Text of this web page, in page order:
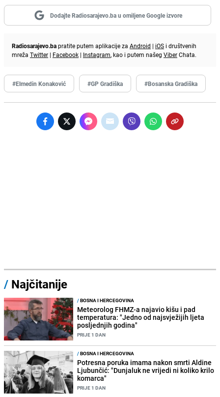
Dodajte Radiosarajevo.ba u omiljene Google izvore
Radiosarajevo.bapratite putem aplikacije za Android | iOS i društvenih
mreža Twitter | Facebook | Instagram, kao i putem našeg ViberChata.
#Elmedin Konaković #GP Gradiška #Bosanska Gradiška
/ Najčitanije
/BOSNA I HERCEGOVINA
Meteorolog FHMZ-a najavio kišu i pad
temperatura: "Jedno od najsvježijih ljeta
posljednjih godina"
PRIJE 1 DAN
/BOSNA I HERCEGOVINA
Potresna poruka imama nakon smrti Aldine
Ljubunčić: "Dunjaluk ne vrijedi ni koliko krilo
komarca"
PRIJE 1 DAN